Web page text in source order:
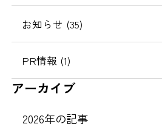
動
お知らせ (35)
PR情報 (1)
アーカイブ
2026年の記事